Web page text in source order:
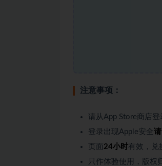
注意事项：
请从App Store商店登
登录出现Apple安全
页面 24小时有效，兑
只作体验使用，版权